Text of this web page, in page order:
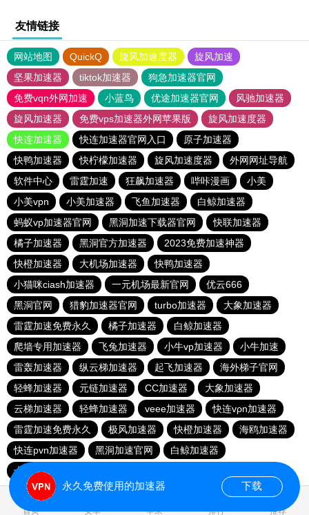
友情链接
网站地图 QuickQ 旋风加速度器
旋风加速
坚果加速器
tiktok加速器
狗急加速器官网
免费vqn外网加速
小蓝鸟 优途加速器官网
风驰加速器
旋风加速器
免费vps加速器外网苹果版
旋风加速度器
快连加速器
快连加速器官网入口
原子加速器
快鸭加速器
快柠檬加速器 旋风加速度器
外网网址导航
软件中心
雷霆加速 狂飙加速器 哔咔漫画
小美
小美vpn
小美加速器 飞鱼加速器
白鲸加速器
蚂蚁vp加速器官网
黑洞加速下载器官网
快联加速器
橘子加速器
黑洞官方加速器
2023免费加速神器
快橙加速器
大机场加速器
快鸭加速器
小猫咪ciash加速器
一元机场最新官网
优云666
黑洞官网
猎豹加速器官网 turbo加速器
大象加速器
雷霆加速免费永久
橘子加速器
白鲸加速器
爬墙专用加速器
飞兔加速器 小牛vp加速器
小牛加速
雷轰加速器
纵云梯加速器 起飞加速器
海外梯子官网
轻蜂加速器
元链加速器 CC加速器
大象加速器
云梯加速器
轻蜂加速器 veee加速器
快连vρn加速器
雷霆加速免费永久
极风加速器 快橙加速器
海鸥加速器
快连pvn加速器
黑洞加速官网
白鲸加速器
十大免费网络加速神器
首页 安卓 苹果 排行 推荐
永久免费使用的加速器 下载
0.117503s